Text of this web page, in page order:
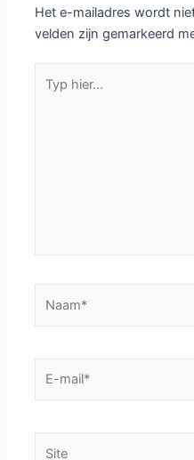
Het e-mailadres wordt
velden zijn gemarkeerd
hier...